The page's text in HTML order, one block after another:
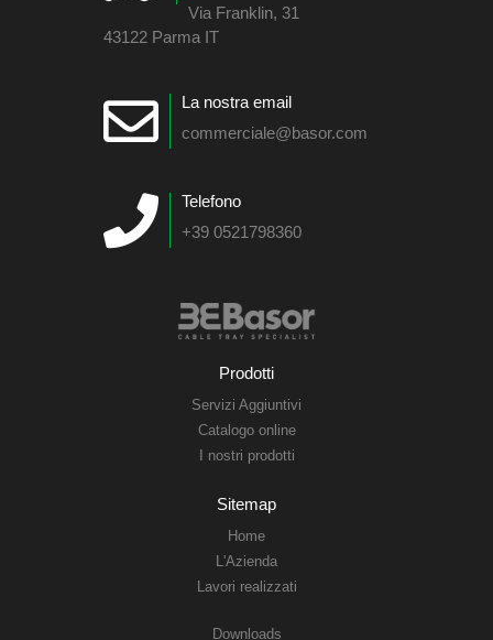
Via Franklin, 31
43122 Parma IT
La nostra email
commerciale@basor.com
Telefono
+39 0521798360
Prodotti
Servizi Aggiuntivi
Catalogo online
I nostri prodotti
Sitemap
Home
L'Azienda
Lavori realizzati
Downloads